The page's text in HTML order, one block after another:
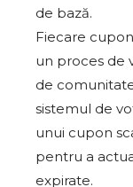
de bază.
Fiecare
un proces de
de
sistemul de
unui cupon
pentru a
expirate.